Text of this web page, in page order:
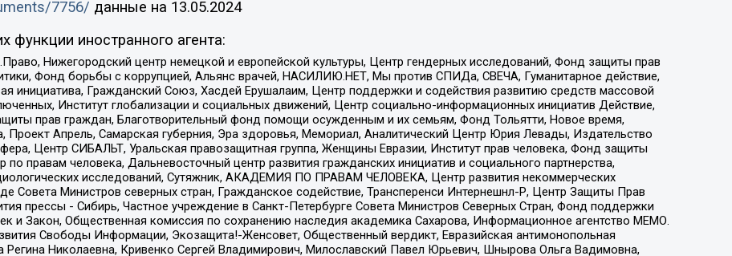
7756/ данные на 13.05.2024
иностранного агента:
Нижегородский центр немецкой и европейской культуры, Центр гендерных исследований, Фонд защиты прав
Фонд борьбы с коррупцией, Альянс врачей, НАСИЛИЮ.НЕТ, Мы против СПИДа, СВЕЧА, Гуманитарное действие,
инициатива, Гражданский Союз, Хасдей Ерушалаим, Центр поддержки и содействия развитию средств массовой
Институт глобализации и социальных движений, Центр социально-информационных инициатив Действие,
прав граждан, Благотворительный фонд помощи осужденным и их семьям, Фонд Тольятти, Новое время,
Проект Апрель, Самарская губерния, Эра здоровья, Мемориал, Аналитический Центр Юрия Левады, Издательство
Центр СИБАЛЬТ, Уральская правозащитная группа, Женщины Евразии, Институт прав человека, Фонд защиты
по правам человека, Дальневосточный центр развития гражданских инициатив и социального партнерства,
исследований, Сутяжник, АКАДЕМИЯ ПО ПРАВАМ ЧЕЛОВЕКА, Центр развития некоммерческих
Совета Министров северных стран, Гражданское содействие, Трансперенси Интернешнл-Р, Центр Защиты Прав
прессы - Сибирь, Частное учреждение в Санкт-Петербурге Совета Министров Северных Стран, Фонд поддержки
и Закон, Общественная комиссия по сохранению наследия академика Сахарова, Информационное агентство МЕМО.
Свободы Информации, Экозащита!-Женсовет, Общественный вердикт, Евразийская антимонопольная
Николаевна, Кривенко Сергей Владимирович, Милославский Павел Юрьевич, Шнырова Ольга Вадимовна,